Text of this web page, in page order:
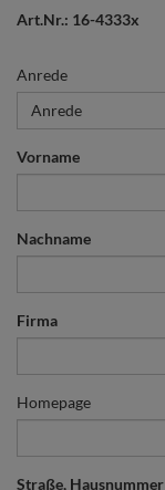
Art.Nr.: 16-4333x
Anrede
Anrede
Vorname
Nachname
Firma
Homepage
Straße, Hausnummer